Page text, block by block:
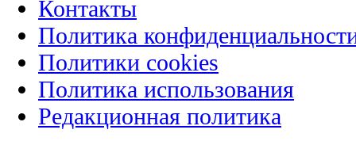
Контакты
Политика
Политики cookies
Политика использования
Редакционная политика